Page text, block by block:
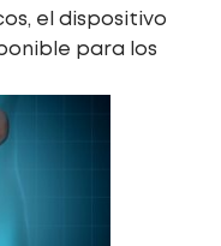
el dispositivo
para los